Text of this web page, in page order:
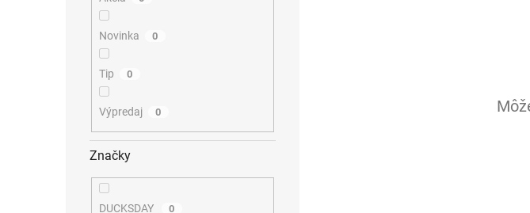
Novinka 0
Tip 0
Výpredaj 0
Značky
DUCKSDAY 0